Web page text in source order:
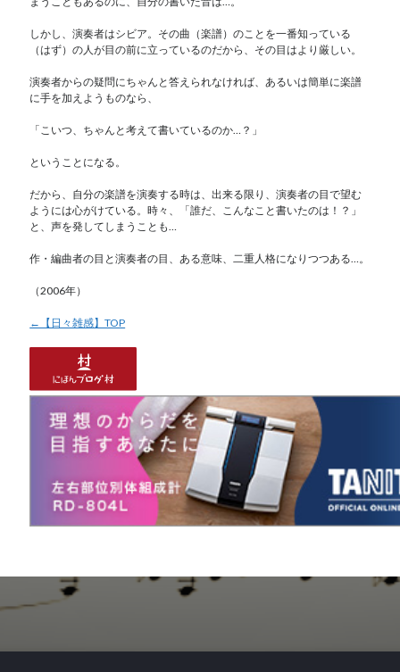
しかし、演奏者はシビア。その曲（楽譜）のことを一番知っている
（はず）の人が目の前に立っているのだから、その目はより厳しい。
演奏者からの疑問にちゃんと答えられなければ、あるいは簡単に楽譜
に手を加えようものなら、
「こいつ、ちゃんと考えて書いているのか…？」
ということになる。
だから、自分の楽譜を演奏する時は、出来る限り、演奏者の目で望む
ようには心がけている。時々、「誰だ、こんなこと書いたのは！？」
と、声を発してしまうことも…
作・編曲者の目と演奏者の目、ある意味、二重人格になりつつある…。
（2006年）
←【日々雑感】TOP